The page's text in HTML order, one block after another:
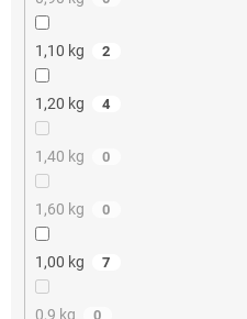
1,10 kg 2
1,20 kg 4
1,40 kg 0
1,60 kg 0
1,00 kg 7
0,9 kg 0